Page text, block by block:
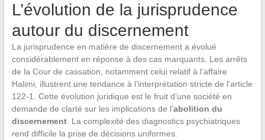
L’évolution de la jurisprudence
autour du discernement
La jurisprudence en matière de discernement a évolué
considérablement en réponse à des cas marquants. Les arrêts
de la Cour de cassation, notamment celui relatif à l’affaire
Halimi, illustrent une tendance à l’interprétation stricte de l’article
122-1. Cette évolution juridique est le fruit d’une société en
demande de clarté sur les implications de l’abolition du
discernement. La complexité des diagnostics psychiatriques
rend difficile la prise de décisions uniformes.